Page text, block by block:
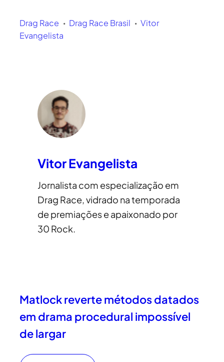
Drag Race Drag Race Brasil
Vitor
Evangelista
Vitor Evangelista
Jornalista com especialização em
Drag Race, vidrado na temporada
de premiações e apaixonado por
30 Rock.
Matlock reverte métodos datados
em drama procedural impossível
de largar